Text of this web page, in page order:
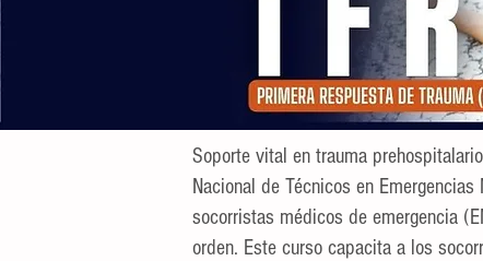
Soporte vital en trauma
Nacional de Técnicos en
socorristas médicos de emergencia
orden. Este curso capacita a los